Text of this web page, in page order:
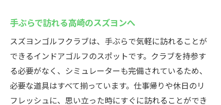
インドアゴルフで花粉症対策も万全なスズヨン
花粉症対策万全のインドアゴルフ施設
スズヨンの空気清浄機で快適ゴルフ
花粉症も安心のインドアゴルフ体験
快適な室内環境でゴルフを楽しむ
手ぶらで訪れる高崎のスズヨンへ
スズヨンゴルフクラブは、手ぶらで気軽に訪れることが
できるインドアゴルフのスポットです。クラブを持参す
る必要がなく、シミュレーターも完備されているため、
必要な道具はすべて揃っています。仕事帰りや休日のリ
フレッシュに、思い立った時にすぐに訪れることができ